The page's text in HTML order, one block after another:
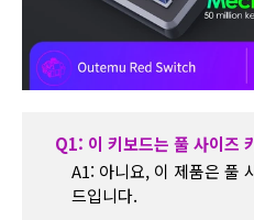
Q1: 이 키보드는 풀 사이즈
A1: 아니요, 이 제품은 풀
드입니다.